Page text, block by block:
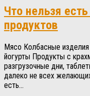
Что нельзя
продуктов
Мясо Колбасные изделия
йогурты Продукты с
разгрузочные дни,
далеко не всех
есть...